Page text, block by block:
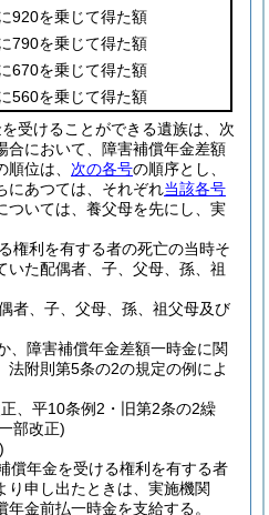
920を乗じて得た額
790を乗じて得た額
670を乗じて得た額
560を乗じて得た額
受けることができる遺族は、次
合において、障害補償年金差額
位は、 次の各号の順序とし、
にあつては、それぞれ当該各号
ついては、養父母を先にし、実
権利を有する者の死亡の当時そ
いた配偶者、子、父母、孫、祖
者、子、父母、孫、祖父母及び
、障害補償年金差額一時金に関
法附則第5条の2の規定の例によ
、平10条例2・旧第2条の2繰
部改正)
償年金を受ける権利を有する者
り申し出たときは、実施機関
金前払一時金を支給する。